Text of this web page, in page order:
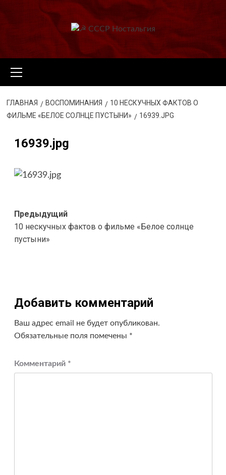
меню
ГЛАВНАЯ ВОСПОМИНАНИЯ
10 НЕСКУЧНЫХ ФАКТОВ О
ФИЛЬМЕ «БЕЛОЕ СОЛНЦЕ ПУСТЫНИ»
16939.JPG
16939.jpg
Навигация
записи
Предыдущий
10 нескучных фактов о фильме «Белое солнце
пустыни»
Добавить комментарий
Ваш адрес email не будет опубликован.
Обязательные поля помечены *
Комментарий *